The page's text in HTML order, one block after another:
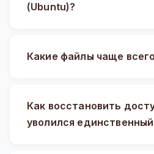
(Ubuntu)?
Какие файлы чаще
Как восстановить
уволился